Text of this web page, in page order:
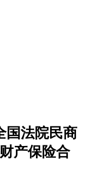
国法院民商
产保险合